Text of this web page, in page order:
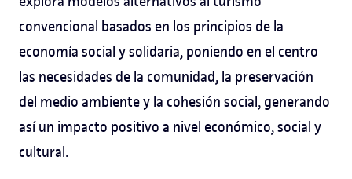
convencional basados en los principios de la
economía social y solidaria, poniendo en el centro
las necesidades de la comunidad, la preservación
del medio ambiente y la cohesión social, generando
así un impacto positivo a nivel económico, social y
cultural.